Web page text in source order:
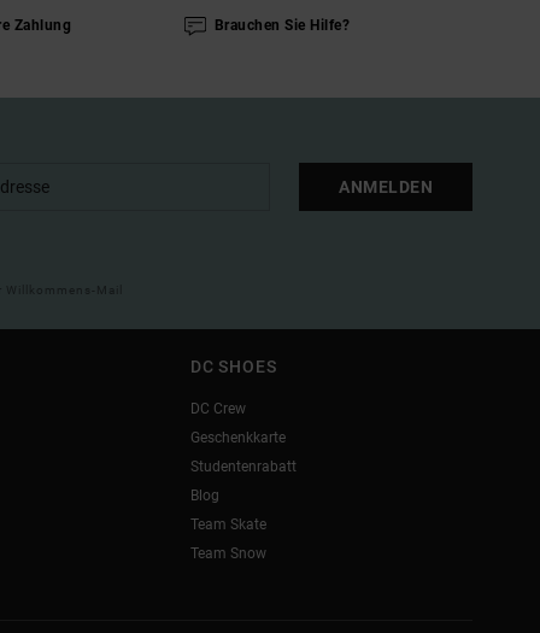
Zahlung Brauchen Sie Hilfe?
ANMELDEN
Mail
DC SHOES
DC Crew
Geschenkkarte
Studentenrabatt
Blog
Team Skate
Team Snow